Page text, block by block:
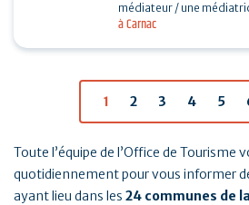
à Carnac
médiateur / une
son histoire. Sans
1 2 3 4 5
Toute l’équipe de l’Office de Tourisme
quotidiennement pour vous informer
ayant lieu dans les 24 communes de